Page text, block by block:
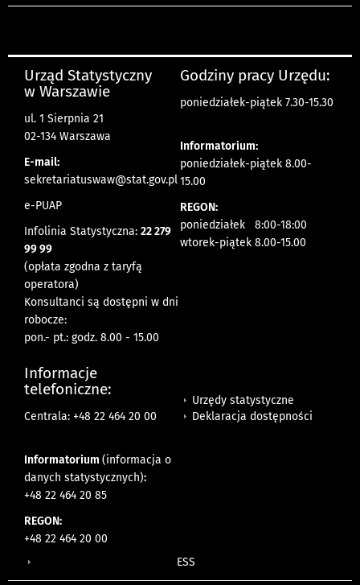
Urząd Statystyczny
w Warszawie
ul. 1 Sierpnia 21
02-134 Warszawa
E-mail:
sekretariatuswaw@stat.gov.pl
e-PUAP
Infolinia Statystyczna: 22 279
99 99
(opłata zgodna z taryfą
operatora)
Konsultanci są dostępni w dni
robocze:
pon.- pt.: godz. 8.00 - 15.00
Godziny pracy Urzędu:
poniedziałek-piątek 7.30-15.30
Informatorium:
poniedziałek-piątek 8.00-
15.00
REGON:
poniedziałek 8:00-18:00
wtorek-piątek 8.00-15.00
Informacje
telefoniczne:
Centrala: +48 22 464 20 00
Informatorium (informacja o
danych statystycznych):
+48 22 464 20 85
REGON:
+48 22 464 20 00
Urzędy statystyczne
Deklaracja dostępności
ESS